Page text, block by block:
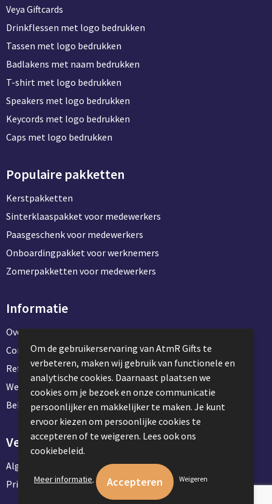
Veya Giftcards
Drinkflessen met logo bedrukken
Tassen met logo bedrukken
Badlakens met naam bedrukken
T-shirt met logo bedrukken
Speakers met logo bedrukken
Keycords met logo bedrukken
Caps met logo bedrukken
Populaire pakketten
Kerstpakketten
Sinterklaaspakket voor medewerkers
Paasgeschenk voor medewerkers
Onboardingpakket voor werknemers
Zomerpakketten voor medewerkers
Informatie
Over ons
Contact en klantenservice
Referentie projecten
Werken & stage bij AtmR Gifts
Bekijk kantoorbenodigdheden
Veilig winkelen
Algemene voorwaarden
Privacyverklaring
Om de gebruikerservaring van AtmR Gifts te
verbeteren, maken wij gebruik van functionele en
analytische cookies. Daarnaast plaatsen we
cookies om je bezoek en onze communicatie
persoonlijker en makkelijker te maken. Je kunt
ervoor kiezen om persoonlijke cookies te
accepteren of te weigeren. Lees ook ons
cookiebeleid.
Meer informatie. Weigeren